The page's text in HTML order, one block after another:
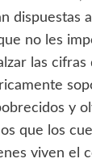
dispuestas
no les
las cifras
y
que los
viven el